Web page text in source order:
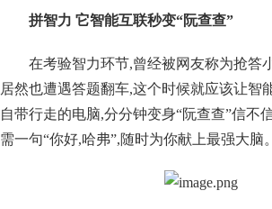
拼智力 它智能互联秒变“阮查查”
在考验智力环节,曾经被网友称为抢答
居然也遭遇答题翻车,这个时候就应该让智
自带行走的电脑,分分钟变身“阮查查”信不
需一句“你好,哈弗”,随时为你献上最强大脑。